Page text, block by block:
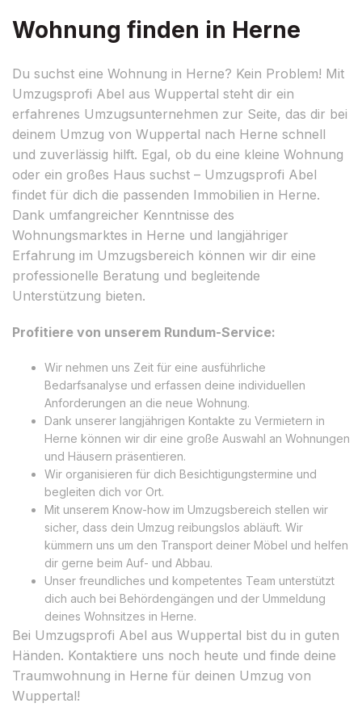
Wohnung finden in Herne
Du suchst eine Wohnung in Herne? Kein Problem! Mit
Umzugsprofi Abel aus Wuppertal steht dir ein
erfahrenes Umzugsunternehmen zur Seite, das dir bei
deinem Umzug von Wuppertal nach Herne schnell
und zuverlässig hilft. Egal, ob du eine kleine Wohnung
oder ein großes Haus suchst – Umzugsprofi Abel
findet für dich die passenden Immobilien in Herne.
Dank umfangreicher Kenntnisse des
Wohnungsmarktes in Herne und langjähriger
Erfahrung im Umzugsbereich können wir dir eine
professionelle Beratung und begleitende
Unterstützung bieten.
Profitiere von unserem Rundum-Service:
Wir nehmen uns Zeit für eine ausführliche
Bedarfsanalyse und erfassen deine individuellen
Anforderungen an die neue Wohnung.
Dank unserer langjährigen Kontakte zu Vermietern in
Herne können wir dir eine große Auswahl an Wohnungen
und Häusern präsentieren.
Wir organisieren für dich Besichtigungstermine und
begleiten dich vor Ort.
Mit unserem Know-how im Umzugsbereich stellen wir
sicher, dass dein Umzug reibungslos abläuft. Wir
kümmern uns um den Transport deiner Möbel und helfen
dir gerne beim Auf- und Abbau.
Unser freundliches und kompetentes Team unterstützt
dich auch bei Behördengängen und der Ummeldung
deines Wohnsitzes in Herne.
Bei Umzugsprofi Abel aus Wuppertal bist du in guten
Händen. Kontaktiere uns noch heute und finde deine
Traumwohnung in Herne für deinen Umzug von
Wuppertal!